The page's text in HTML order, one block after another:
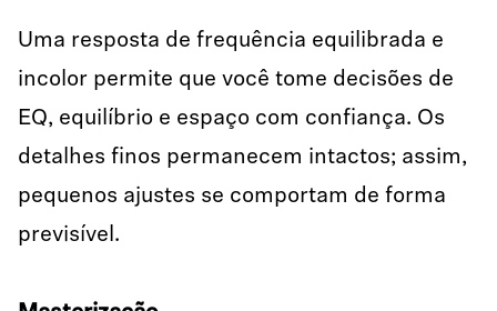
Uma resposta de frequência equilibrada e
incolor permite que você tome decisões de
EQ, equilíbrio e espaço com confiança. Os
detalhes finos permanecem intactos; assim,
pequenos ajustes se comportam de forma
previsível.